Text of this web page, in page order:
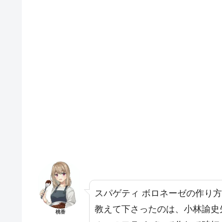
桃香
スパゲティ ボロネーゼの作り方
教えて下さったのは、小林諭史